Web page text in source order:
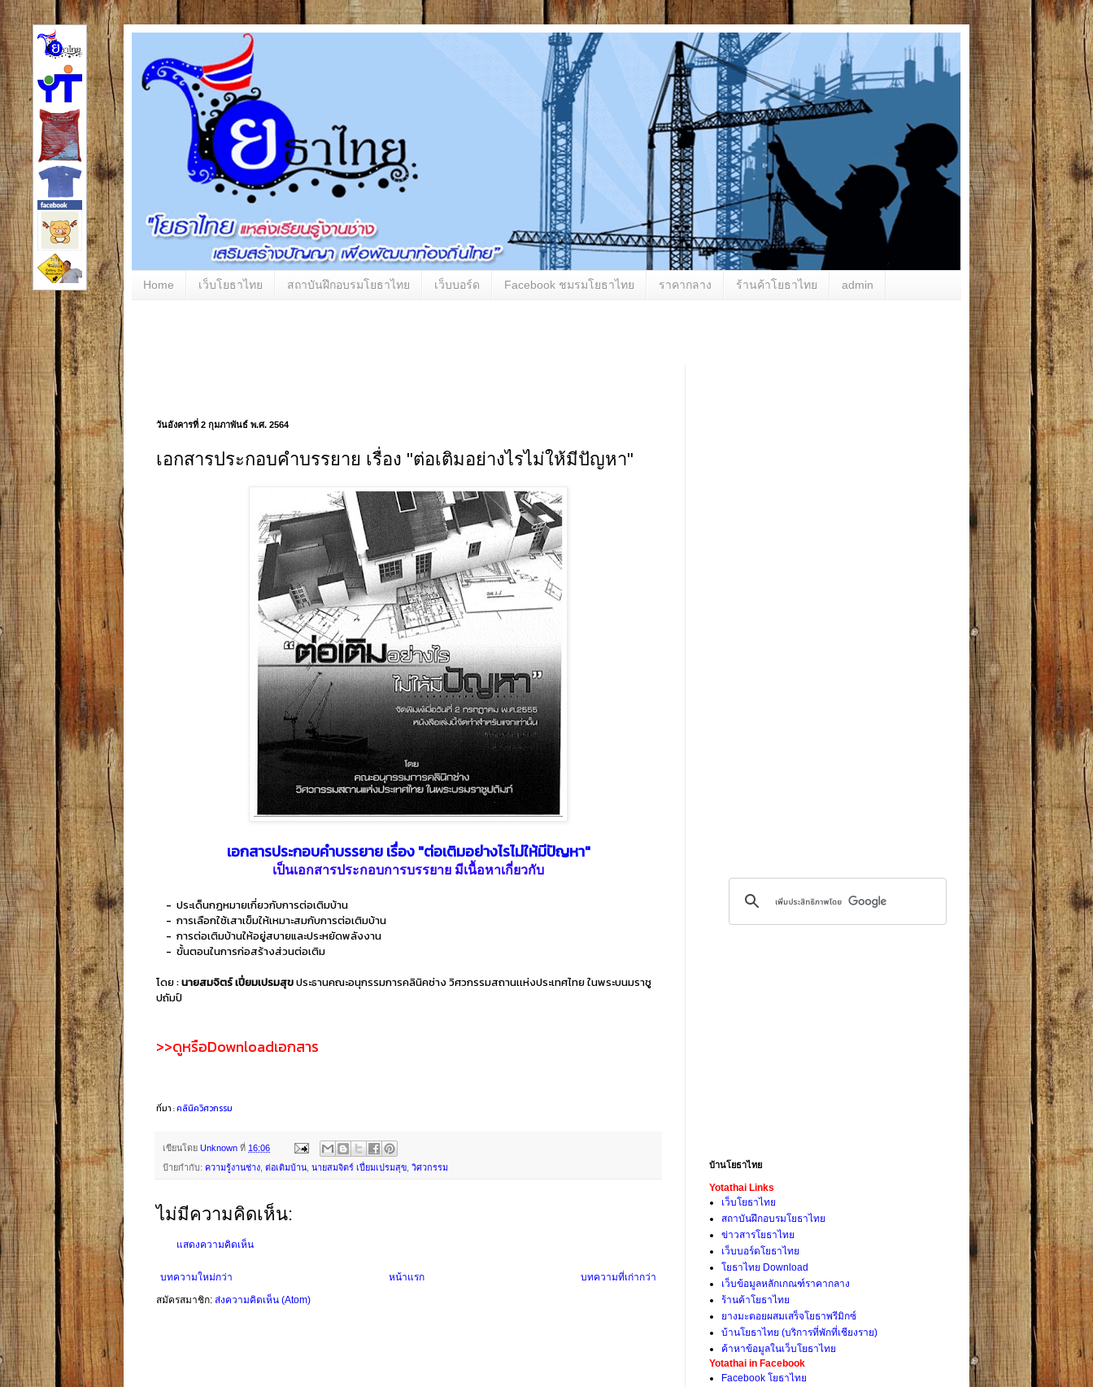
Home เว็บโยธาไทย สถาบันฝึกอบรมโยธาไทย เว็บบอร์ด Facebook ชมรมโยธาไทย ราคากลาง ร้านค้าโยธาไทย admin
วันอังคารที่ 2 กุมภาพันธ์ พ.ศ. 2564
เอกสารประกอบคำบรรยาย เรื่อง "ต่อเติมอย่างไรไม่ให้มีปัญหา"
เอกสารประกอบคำบรรยาย เรื่อง "ต่อเติมอย่างไรไม่ให้มีปัญหา"
เป็นเอกสารประกอบการบรรยาย มีเนื้อหาเกี่ยวกับ
- ประเด็นกฎหมายเกี่ยวกับการต่อเติมบ้าน
- การเลือกใช้เสาเข็มให้เหมาะสมกับการต่อเติมบ้าน
- การต่อเติมบ้านให้อยู่สบายและประหยัดพลังงาน
- ขั้นตอนในการก่อสร้างส่วนต่อเติม
โดย :นายสมจิตร์ เปี่ยมเปรมสุขประธานคณะอนุกรรมการคลินิคช่าง วิศวกรรมสถานเเห่งประเทศไทย ในพระบนมราชู
ปถัมป์
>>ดูหรือDownloadเอกสาร
ที่มา :คลินิควิศวกรรม
เขียนโดย Unknown ที่ 16:06
ป้ายกำกับ: ความรู้งานช่าง ต่อเติมบ้าน นายสมจิตร์ เปี่ยมเปรมสุข วิศวกรรม
ไม่มีความคิดเห็น:
แสดงความคิดเห็น
บทความใหม่กว่า บทความที่เก่ากว่า
หน้าแรก
สมัครสมาชิก: ส่งความคิดเห็น (Atom)
บ้านโยธาไทย
Yotathai Links
เว็บโยธาไทย
สถาบันฝึกอบรมโยธาไทย
ข่าวสารโยธาไทย
เว็บบอร์ดโยธาไทย
โยธาไทย Download
เว็บข้อมูลหลักเกณฑ์ราคากลาง
ร้านค้าโยธาไทย
ยางมะตอยผสมเสร็จโยธาพรีมิกซ์
บ้านโยธาไทย (บริการที่พักที่เชียงราย)
ค้าหาข้อมูลในเว็บโยธาไทย
Yotathai in Facebook
Facebook โยธาไทย